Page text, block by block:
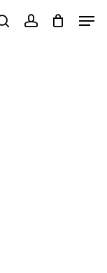
searchaccountClose